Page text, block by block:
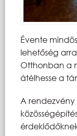
Évente
lehetőség
Otthonban a
átélhesse a
A